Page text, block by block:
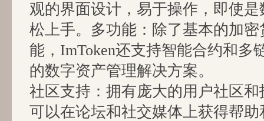
观的界面设计，易于操作，即使
松上手。多功能：除了基本的加
能，ImToken还支持智能合约和多
的数字资产管理解决方案。
社区支持：拥有庞大的用户社区
可以在论坛和社交媒体上获得帮